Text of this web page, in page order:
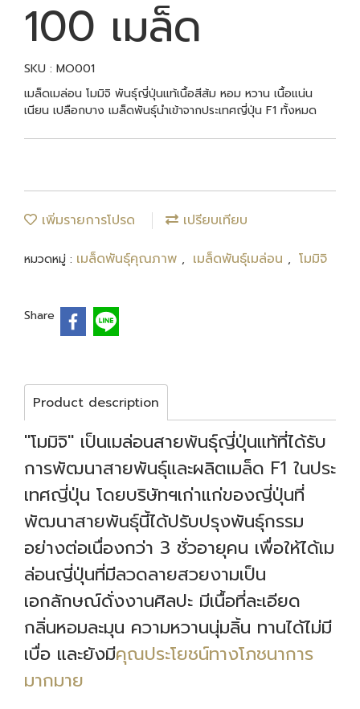
100 เมล็ด
SKU : MO001
เมล็ดเมล่อน โมมิจิ พันธุ์ญี่ปุ่นแท้เนื้อสีส้ม หอม หวาน เนื้อแน่น
เนียน เปลือกบาง เมล็ดพันธุ์นำเข้าจากประเทศญี่ปุ่น F1 ทั้งหมด
เพิ่มรายการโปรด เปรียบเทียบ
หมวดหมู่ : เมล็ดพันธุ์คุณภาพ , เมล็ดพันธุ์เมล่อน , โมมิจิ
Share
Product description
"โมมิจิ" เป็นเมล่อนสายพันธุ์ญี่ปุ่นแท้ที่ได้รับ
การพัฒนาสายพันธุ์และผลิตเมล็ด F1 ในประ
เทศญี่ปุ่น โดยบริษัทฯเก่าแก่ของญี่ปุ่นที่
พัฒนาสายพันธุ์นี้ได้ปรับปรุงพันธุ์กรรม
อย่างต่อเนื่องกว่า 3 ชั่วอายุคน เพื่อให้ได้เม
ล่อนญี่ปุ่นที่มีลวดลายสวยงามเป็น
เอกลักษณ์ดั่งงานศิลปะ มีเนื้อที่ละเอียด
กลิ่นหอมละมุน ความหวานนุ่มลิ้น ทานได้ไม่มี
เบื่อ และยังมีคุณประโยชน์ทางโภชนาการ
มากมาย